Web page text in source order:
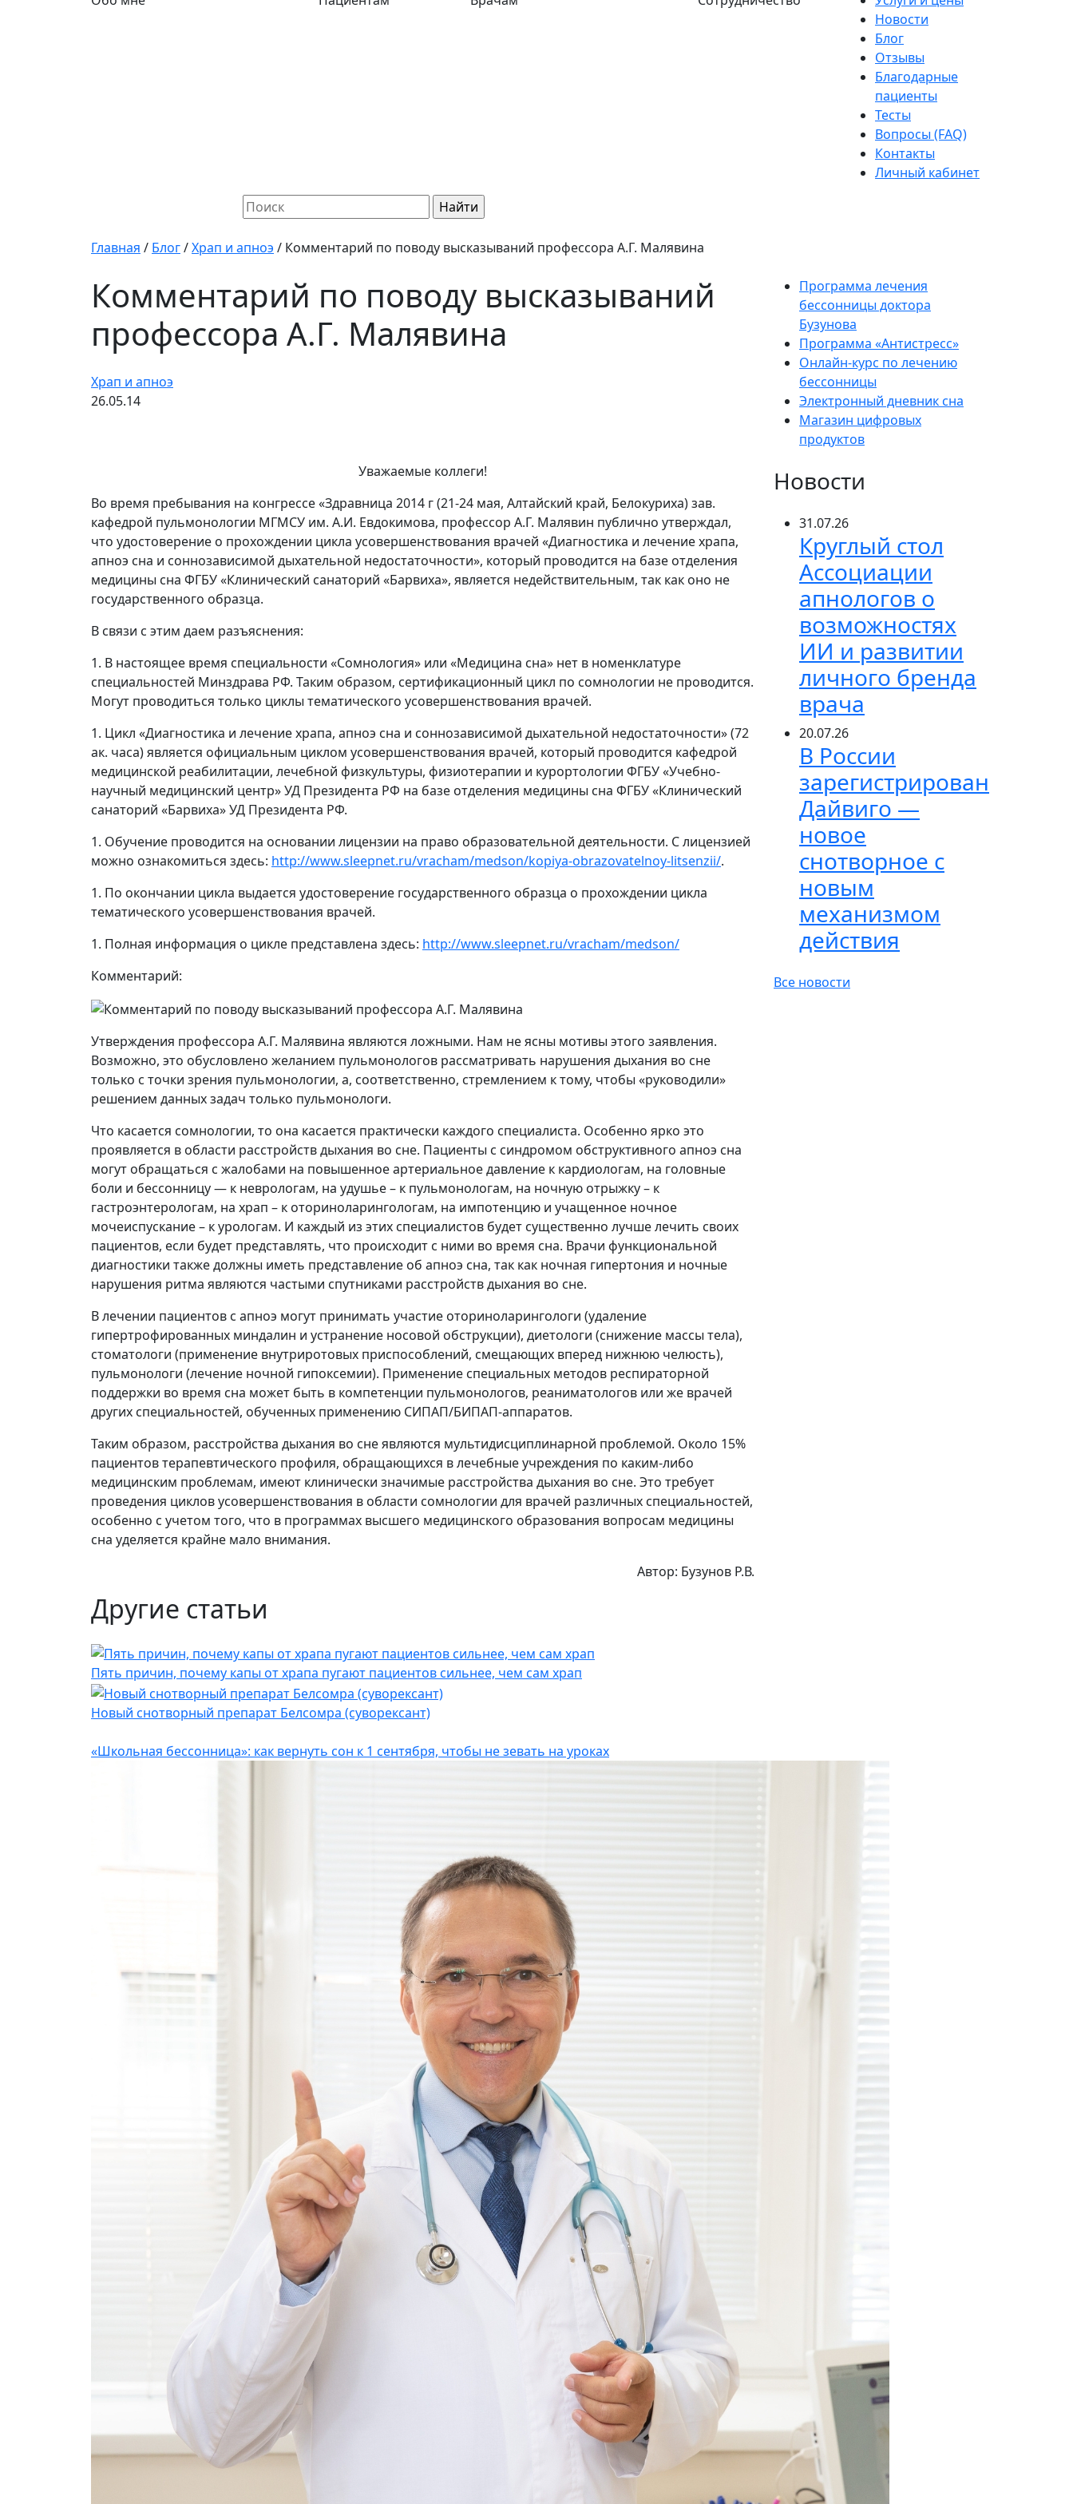
Новости
Блог
Отзывы
Благодарные
пациенты
Тесты
Вопросы (FAQ)
Контакты
Личный кабинет
Найти:
Главная / Блог/Храп и апноэ / Комментарий по поводу высказываний профессора А.Г. Малявина
Комментарий по поводу высказываний
профессора А.Г. Малявина
Храп и апноэ
26.05.14
Уважаемые коллеги!
Во время пребывания на конгрессе «Здравница 2014 г (21-24 мая, Алтайский край, Белокуриха) зав.
кафедрой пульмонологии МГМСУ им. А.И. Евдокимова, профессор А.Г. Малявин публично утверждал,
что удостоверение о прохождении цикла усовершенствования врачей «Диагностика и лечение храпа,
апноэ сна и соннозависимой дыхательной недостаточности», который проводится на базе отделения
медицины сна ФГБУ «Клинический санаторий «Барвиха», является недействительным, так как оно не
государственного образца.
В связи с этим даем разъяснения:
1. В настоящее время специальности «Сомнология» или «Медицина сна» нет в номенклатуре
специальностей Минздрава РФ. Таким образом, сертификационный цикл по сомнологии не проводится.
Могут проводиться только циклы тематического усовершенствования врачей.
1. Цикл «Диагностика и лечение храпа, апноэ сна и соннозависимой дыхательной недостаточности» (72
ак. часа) является официальным циклом усовершенствования врачей, который проводится кафедрой
медицинской реабилитации, лечебной физкультуры, физиотерапии и курортологии ФГБУ «Учебно-
научный медицинский центр» УД Президента РФ на базе отделения медицины сна ФГБУ «Клинический
санаторий «Барвиха» УД Президента РФ.
1. Обучение проводится на основании лицензии на право образовательной деятельности. С лицензией
можно ознакомиться здесь: http://www.sleepnet.ru/vracham/medson/kopiya-obrazovatelnoy-litsenzii/.
1. По окончании цикла выдается удостоверение государственного образца о прохождении цикла
тематического усовершенствования врачей.
1. Полная информация о цикле представлена здесь: http://www.sleepnet.ru/vracham/medson/
Комментарий:
Утверждения профессора А.Г. Малявина являются ложными. Нам не ясны мотивы этого заявления.
Возможно, это обусловлено желанием пульмонологов рассматривать нарушения дыхания во сне
только с точки зрения пульмонологии, а, соответственно, стремлением к тому, чтобы «руководили»
решением данных задач только пульмонологи.
Что касается сомнологии, то она касается практически каждого специалиста. Особенно ярко это
проявляется в области расстройств дыхания во сне. Пациенты с синдромом обструктивного апноэ сна
могут обращаться с жалобами на повышенное артериальное давление к кардиологам, на головные
боли и бессонницу — к неврологам, на удушье – к пульмонологам, на ночную отрыжку – к
гастроэнтерологам, на храп – к оториноларингологам, на импотенцию и учащенное ночное
мочеиспускание – к урологам. И каждый из этих специалистов будет существенно лучше лечить своих
пациентов, если будет представлять, что происходит с ними во время сна. Врачи функциональной
диагностики также должны иметь представление об апноэ сна, так как ночная гипертония и ночные
нарушения ритма являются частыми спутниками расстройств дыхания во сне.
В лечении пациентов с апноэ могут принимать участие оториноларингологи (удаление
гипертрофированных миндалин и устранение носовой обструкции), диетологи (снижение массы тела),
стоматологи (применение внутриротовых приспособлений, смещающих вперед нижнюю челюсть),
пульмонологи (лечение ночной гипоксемии). Применение специальных методов респираторной
поддержки во время сна может быть в компетенции пульмонологов, реаниматологов или же врачей
других специальностей, обученных применению СИПАП/БИПАП-аппаратов.
Таким образом, расстройства дыхания во сне являются мультидисциплинарной проблемой. Около 15%
пациентов терапевтического профиля, обращающихся в лечебные учреждения по каким-либо
медицинским проблемам, имеют клинически значимые расстройства дыхания во сне. Это требует
проведения циклов усовершенствования в области сомнологии для врачей различных специальностей,
особенно с учетом того, что в программах высшего медицинского образования вопросам медицины
сна уделяется крайне мало внимания.
Автор: Бузунов Р.В.
Программа лечения
бессонницы доктора
Бузунова
Программа «Антистресс»
Онлайн-курс по лечению
бессонницы
Электронный дневник сна
Магазин цифровых
продуктов
Новости
31.07.26
Круглый стол
Ассоциации
апнологов о
возможностях
ИИ и развитии
личного бренда
врача
20.07.26
В России
зарегистрирован
Дайвиго —
новое
снотворное с
новым
механизмом
действия
Все новости
Другие статьи
Пять причин, почему капы от храпа пугают пациентов сильнее, чем сам храп
Новый снотворный препарат Белсомра (суворексант)
«Школьная бессонница»: как вернуть сон к 1 сентября, чтобы не зевать на уроках